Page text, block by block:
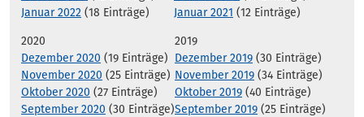
Januar 2022 (18 Einträge)
Januar 2021 (12 Einträge)
2020
Dezember 2020 (19 Einträge)
November 2020 (25 Einträge)
Oktober 2020 (27 Einträge)
September 2020 (30 Einträge)
2019
Dezember 2019 (30 Einträge)
November 2019 (34 Einträge)
Oktober 2019 (40 Einträge)
September 2019 (25 Einträge)